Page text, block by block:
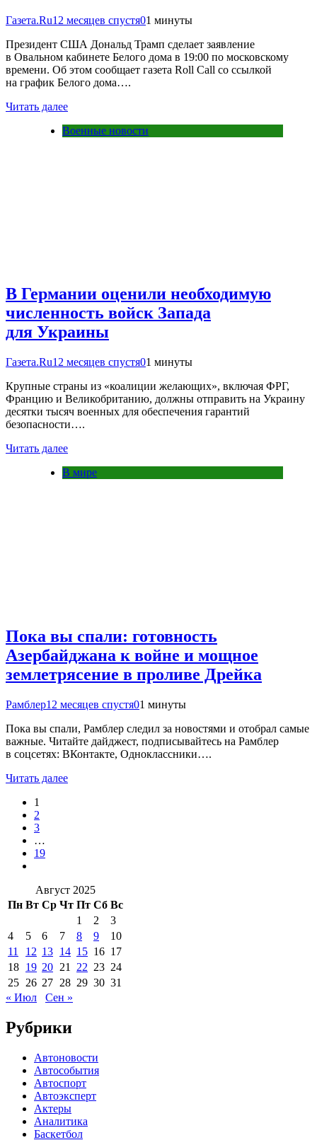
Газета.Ru12 месяцев спустя01 минуты
Президент США Дональд Трамп сделает заявление
в Овальном кабинете Белого дома в 19:00 по московскому
времени. Об этом сообщает газета Roll Call со ссылкой
на график Белого дома….
Читать далее
Военные новости
В Германии оценили необходимую
численность войск Запада
для Украины
Газета.Ru12 месяцев спустя01 минуты
Крупные страны из «коалиции желающих», включая ФРГ,
Францию и Великобританию, должны отправить на Украину
десятки тысяч военных для обеспечения гарантий
безопасности….
Читать далее
В мире
Пока вы спали: готовность
Азербайджана к войне и мощное
землетрясение в проливе Дрейка
Рамблер12 месяцев спустя01 минуты
Пока вы спали, Рамблер следил за новостями и отобрал самые
важные. Читайте дайджест, подписывайтесь на Рамблер
в соцсетях: ВКонтакте, Одноклассники….
Читать далее
1
2
3
…
19
Август 2025
Пн Вт Ср Чт Пт Сб Вс
1
2
3
4
5 6 7 8 9
10
11
12 13 14 15 16 17
18 19 20 21 22 23 24
25 26 27 28 29 30 31
« Июл
Сен »
Рубрики
Автоновости
Автособытия
Автоспорт
Автоэксперт
Актеры
Аналитика
Баскетбол